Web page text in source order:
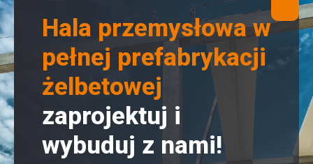
Hala przemysłowa w
pełnej prefabrykacji
żelbetowej
zaprojektuj i
wybuduj z nami!